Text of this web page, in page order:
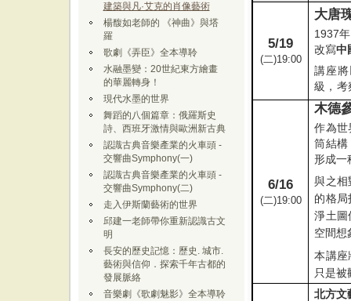
建築與凡·艾克的肖像藝術
楊馥如老師的 《神曲》與塔
羅
歌劇《弄臣》全本導聆
水融墨變：20世紀東方繪畫
的華麗轉身！
現代水墨的世界
舞蹈的八個篇章：俄羅斯史
詩、西班牙激情與歐洲新古典
認識古典音樂產業的火車頭 -
交響曲Symphony(一)
認識古典音樂產業的火車頭 -
交響曲Symphony(二)
走入伊斯蘭藝術的世界
邱建一老師帶你重新認識古文
明
長安的歷史記憶：歷史. 城市.
藝術與信仰．探索千年古都的
發展脈絡
音樂劇《歌劇魅影》全本導聆
5/19
(二)19:00
大唐
1937
改寫中
講座
級，考
6/16
(二)19:00
木德
作為世
筒結構
形成一
與之相
的格
淨土圖
空間想
本講座
只是被
北方文